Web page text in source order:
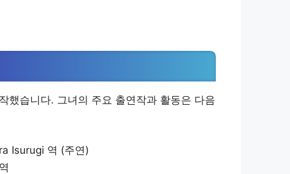
했습니다. 그녀의 주요 출연작과 활동은 다음
Isurugi 역 (주연)